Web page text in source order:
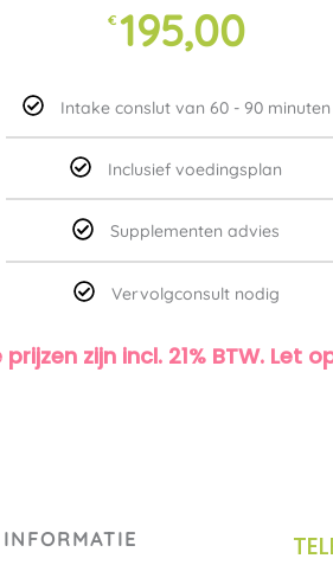
€ 195,00
Intake conslut van 60 - 90 minuten
Inclusief voedingsplan
Supplementen advies
Vervolgconsult nodig
prijzen zijn incl. 21% BTW.